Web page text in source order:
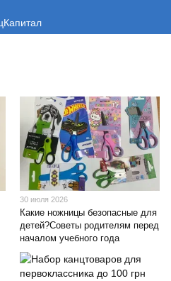
30 июля 2026
Какие ножницы безопасные для
детей?Советы родителям перед
началом учебного года